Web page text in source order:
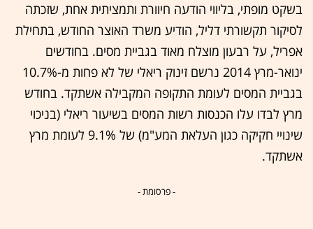
בשקט מופתי, בליווי הודעה חיוורת ותמציתית אחת, שזכתה
לסיקור תקשורתי דליל, הודיע משרד האוצר החודש, בתחילת
אפריל, על רבעון מוצלח מאוד בגביית מסים. בחודשים
ינואר-מרץ 2014 נרשם זינוק ריאלי של לא פחות מ-10.7%
בגביית המסים לעומת התקופה המקבילה אשתקד. בחודש
מרץ לבדו עלו הכנסות רשות המסים בשיעור ריאלי (בניכוי
שינויי חקיקה כגון העלאת המע"מ) של 9.1% לעומת מרץ
אשתקד.
- פרסומת -